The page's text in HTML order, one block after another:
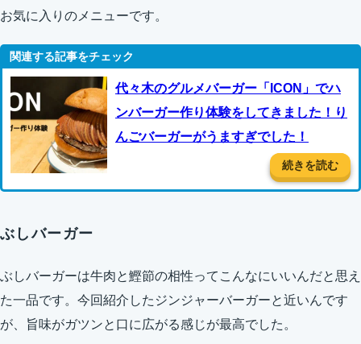
お気に入りのメニューです。
代々木のグルメバーガー「ICON」でハ
ンバーガー作り体験をしてきました！り
んごバーガーがうますぎでした！
続きを読む
ぶしバーガー
ぶしバーガーは牛肉と鰹節の相性ってこんなにいいんだと思え
た一品です。今回紹介したジンジャーバーガーと近いんです
が、旨味がガツンと口に広がる感じが最高でした。